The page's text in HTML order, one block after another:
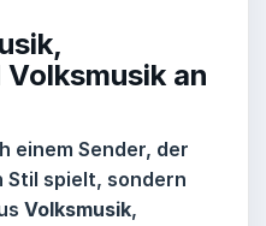
an
einem Sender, der
Stil spielt, sondern
Volksmusik,